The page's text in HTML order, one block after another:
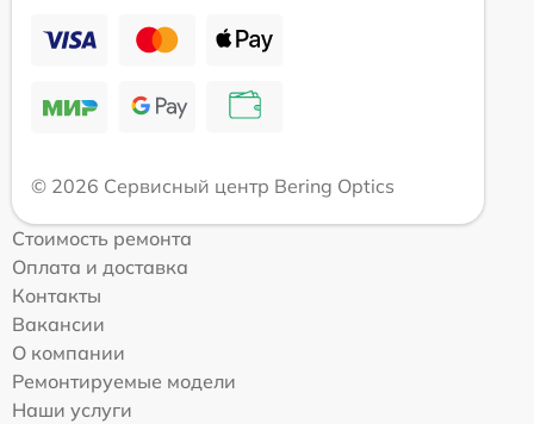
© 2026 Сервисный центр Bering Optics
Стоимость ремонта
Оплата и доставка
Контакты
Вакансии
О компании
Ремонтируемые модели
Наши услуги